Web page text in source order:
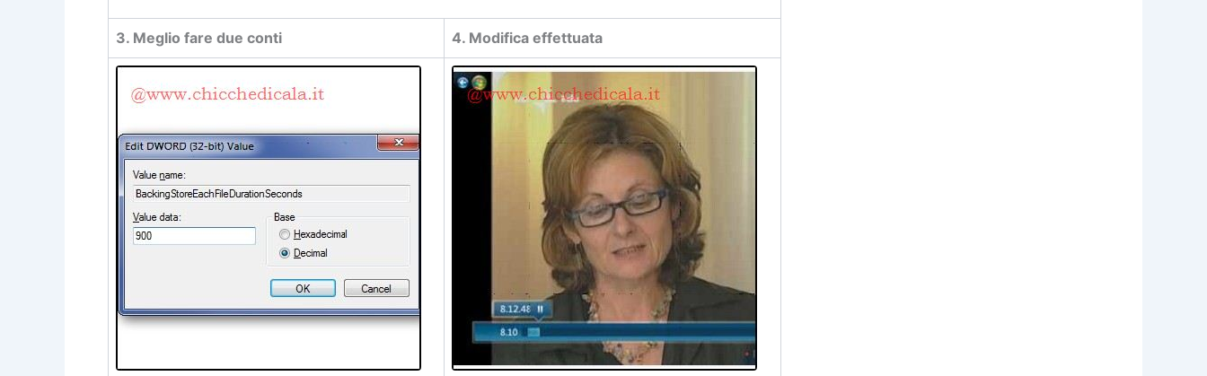
3. Meglio fare due conti 4. Modifica effettuata